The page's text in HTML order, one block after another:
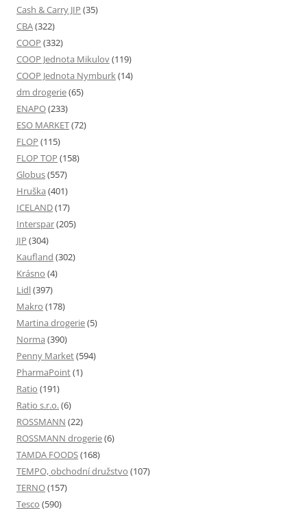
Cash & Carry JIP (35)
CBA(322)
COOP (332)
COOP Jednota Mikulov(119)
COOP Jednota Nymburk(14)
dm drogerie(65)
ENAPO(233)
ESO MARKET(72)
FLOP (115)
FLOP TOP (158)
Globus(557)
Hruška (401)
ICELAND(17)
Interspar(205)
JIP (304)
Kaufland (302)
Krásno (4)
Lidl(397)
Makro (178)
Martina drogerie(5)
Norma (390)
Penny Market(594)
PharmaPoint(1)
Ratio (191)
Ratio s.r.o.(6)
ROSSMANN (22)
ROSSMANN drogerie(6)
TAMDA FOODS(168)
TEMPO, obchodní družstvo (107)
TERNO(157)
Tesco (590)